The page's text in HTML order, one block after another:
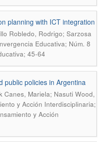
planning with ICT integration
Robledo, Rodrigo; Sarzosa
Educativa; Núm. 8
45-64
public policies in Argentina
Canes, Mariela; Nasuti Wood,
y Acción Interdisciplinaria;
y Acción